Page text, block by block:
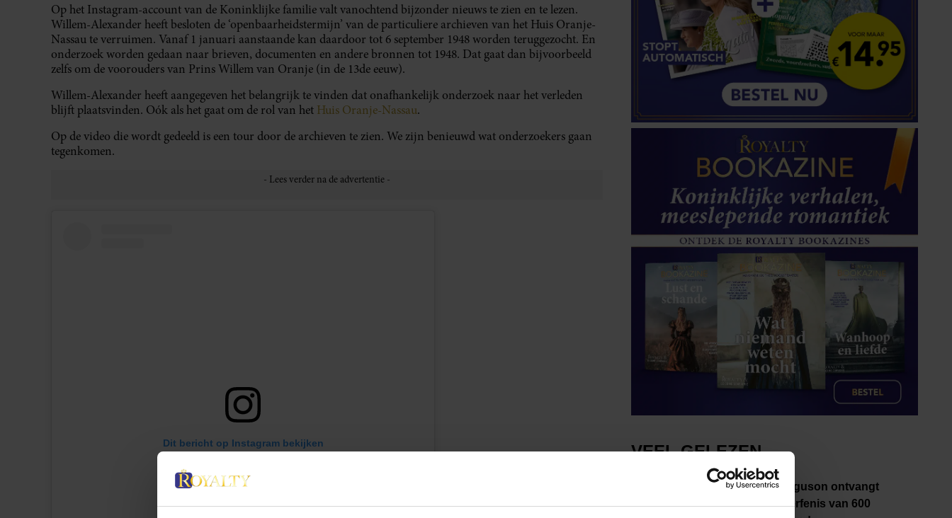
Op het Instagram-account van de Koninklijke familie valt vanochtend bijzonder nieuws te zien en te lezen.
Willem-Alexander heeft besloten de ‘openbaarheidstermijn’ van de particuliere archieven van het Huis Oranje-
Nassau te verruimen. Vanaf 1 januari aanstaande kan daardoor tot 6 september 1948 worden teruggezocht. En
onderzoek worden gedaan naar brieven, documenten en andere bronnen tot 1948. Dat gaat dan bijvoorbeeld
zelfs om de voorouders van Prins Willem van Oranje (in de 13de eeuw).
Willem-Alexander heeft aangegeven het belangrijk te vinden dat onafhankelijk onderzoek naar het verleden
blijft plaatsvinden. Oók als het gaat om de rol van het Huis Oranje-Nassau.
Op de video die wordt gedeeld is een tour door de archieven te zien. We zijn benieuwd wat onderzoekers gaan
tegenkomen.
Dit bericht op Instagram bekijken